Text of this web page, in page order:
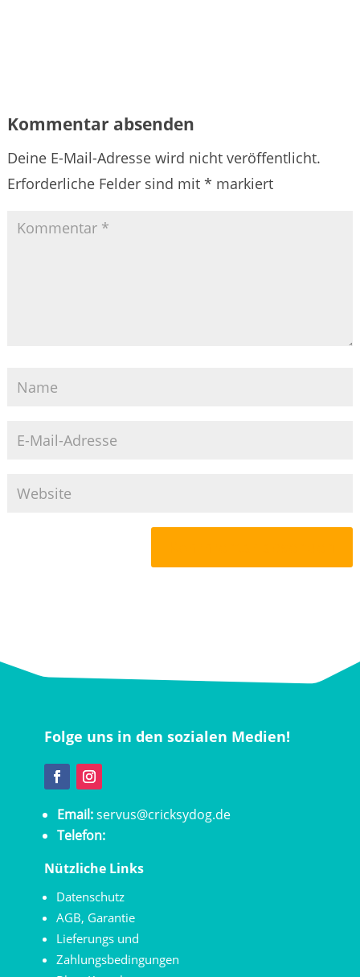
Kommentar absenden
Deine E-Mail-Adresse wird nicht veröffentlicht.
Erforderliche Felder sind mit * markiert
Folge uns in den sozialen Medien!
Email:servus@cricksydog.de
Telefon:
Nützliche Links
Datenschutz
AGB, Garantie
Lieferungs und
Zahlungsbedingungen